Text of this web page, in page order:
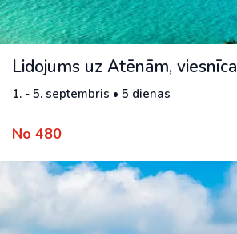
Lidojums uz Atēnām, viesnīca
1. - 5. septembris • 5 dienas
No 480